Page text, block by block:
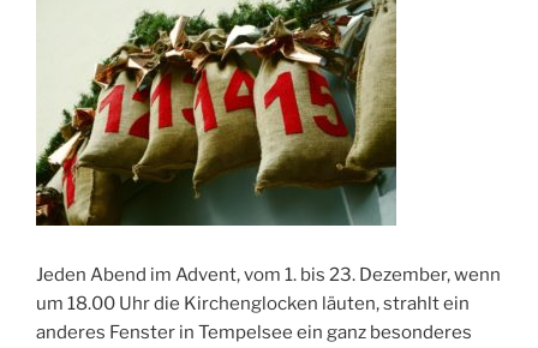
Jeden Abend im Advent, vom 1. bis 23. Dezember, wenn
um 18.00 Uhr die Kirchenglocken läuten, strahlt ein
anderes Fenster in Tempelsee ein ganz besonderes